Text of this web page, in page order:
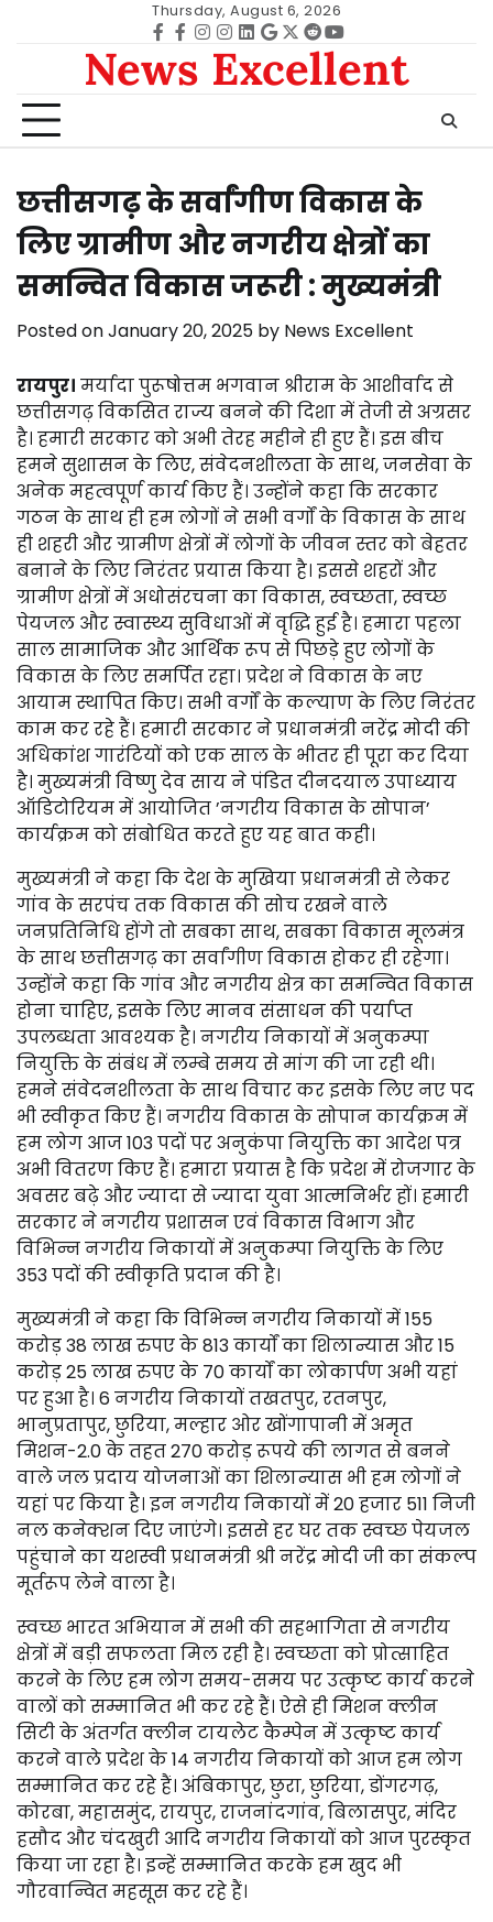
Thursday, August 6, 2026
Facebook
facebook
Instagram
instagram
Linkedin
google
Twitter
redditYoutube
News Excellent
छत्तीसगढ़ के सर्वांगीण विकास के
लिए ग्रामीण और नगरीय क्षेत्रों का
समन्वित विकास जरूरी : मुख्यमंत्री
Posted onJanuary 20, 2025 by News Excellent
रायपुर। मर्यादा पुरूषोत्तम भगवान श्रीराम के आशीर्वाद से
छत्तीसगढ़ विकसित राज्य बनने की दिशा में तेजी से अग्रसर
है। हमारी सरकार को अभी तेरह महीने ही हुए हैं। इस बीच
हमने सुशासन के लिए, संवेदनशीलता के साथ, जनसेवा के
अनेक महत्वपूर्ण कार्य किए हैं। उन्होंने कहा कि सरकार
गठन के साथ ही हम लोगों ने सभी वर्गों के विकास के साथ
ही शहरी और ग्रामीण क्षेत्रों में लोगों के जीवन स्तर को बेहतर
बनाने के लिए निरंतर प्रयास किया है। इससे शहरों और
ग्रामीण क्षेत्रों में अधोसंरचना का विकास, स्वच्छता, स्वच्छ
पेयजल और स्वास्थ्य सुविधाओं में वृद्धि हुई है। हमारा पहला
साल सामाजिक और आर्थिक रूप से पिछड़े हुए लोगों के
विकास के लिए समर्पित रहा। प्रदेश ने विकास के नए
आयाम स्थापित किए। सभी वर्गों के कल्याण के लिए निरंतर
काम कर रहे हैं। हमारी सरकार ने प्रधानमंत्री नरेंद्र मोदी की
अधिकांश गारंटियों को एक साल के भीतर ही पूरा कर दिया
है। मुख्यमंत्री विष्णु देव साय ने पंडित दीनदयाल उपाध्याय
ऑडिटोरियम में आयोजित ’नगरीय विकास के सोपान’
कार्यक्रम को संबोधित करते हुए यह बात कही।
मुख्यमंत्री ने कहा कि देश के मुखिया प्रधानमंत्री से लेकर
गांव के सरपंच तक विकास की सोच रखने वाले
जनप्रतिनिधि होंगे तो सबका साथ, सबका विकास मूलमंत्र
के साथ छत्तीसगढ़ का सर्वांगीण विकास होकर ही रहेगा।
उन्होंने कहा कि गांव और नगरीय क्षेत्र का समन्वित विकास
होना चाहिए, इसके लिए मानव संसाधन की पर्याप्त
उपलब्धता आवश्यक है। नगरीय निकायों में अनुकम्पा
नियुक्ति के संबंध में लम्बे समय से मांग की जा रही थी।
हमने संवेदनशीलता के साथ विचार कर इसके लिए नए पद
भी स्वीकृत किए हैं। नगरीय विकास के सोपान कार्यक्रम में
हम लोग आज 103 पदों पर अनुकंपा नियुक्ति का आदेश पत्र
अभी वितरण किए हैं। हमारा प्रयास है कि प्रदेश में रोजगार के
अवसर बढ़े और ज्यादा से ज्यादा युवा आत्मनिर्भर हों। हमारी
सरकार ने नगरीय प्रशासन एवं विकास विभाग और
विभिन्न नगरीय निकायों में अनुकम्पा नियुक्ति के लिए
353 पदों की स्वीकृति प्रदान की है।
मुख्यमंत्री ने कहा कि विभिन्न नगरीय निकायों में 155
करोड़ 38 लाख रुपए के 813 कार्यों का शिलान्यास और 15
करोड़ 25 लाख रुपए के 70 कार्यों का लोकार्पण अभी यहां
पर हुआ है। 6 नगरीय निकायों तखतपुर, रतनपुर,
भानुप्रतापुर, छुरिया, मल्हार ओर खोंगापानी में अमृत
मिशन-2.0 के तहत 270 करोड़ रूपये की लागत से बनने
वाले जल प्रदाय योजनाओं का शिलान्यास भी हम लोगों ने
यहां पर किया है। इन नगरीय निकायों में 20 हजार 511 निजी
नल कनेक्शन दिए जाएंगे। इससे हर घर तक स्वच्छ पेयजल
पहुंचाने का यशस्वी प्रधानमंत्री श्री नरेंद्र मोदी जी का संकल्प
मूर्तरूप लेने वाला है।
स्वच्छ भारत अभियान में सभी की सहभागिता से नगरीय
क्षेत्रों में बड़ी सफलता मिल रही है। स्वच्छता को प्रोत्साहित
करने के लिए हम लोग समय-समय पर उत्कृष्ट कार्य करने
वालों को सम्मानित भी कर रहे हैं। ऐसे ही मिशन क्लीन
सिटी के अंतर्गत क्लीन टायलेट कैम्पेन में उत्कृष्ट कार्य
करने वाले प्रदेश के 14 नगरीय निकायों को आज हम लोग
सम्मानित कर रहे हैं। अंबिकापुर, छुरा, छुरिया, डोंगरगढ़,
कोरबा, महासमुंद, रायपुर, राजनांदगांव, बिलासपुर, मंदिर
हसौद और चंदखुरी आदि नगरीय निकायों को आज पुरस्कृत
किया जा रहा है। इन्हें सम्मानित करके हम खुद भी
गौरवान्वित महसूस कर रहे हैं।